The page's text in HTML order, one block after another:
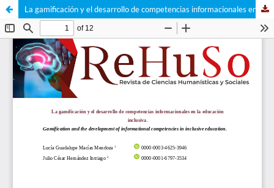
La gamificación y el desarrollo de competencias informacionales en la educación inclusiva